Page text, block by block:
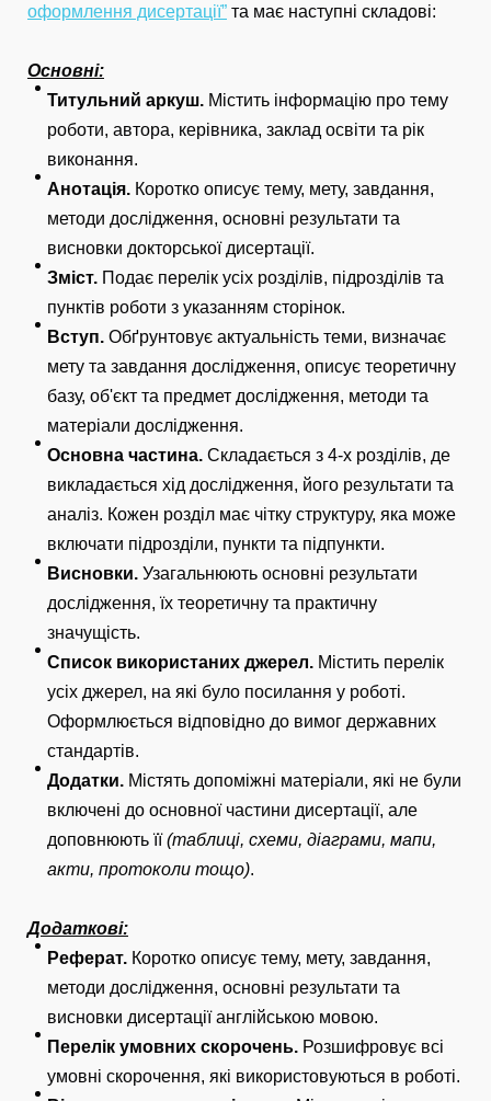
оформлення дисертації” та має наступні складові:
Основні:
Титульний аркуш. Містить інформацію про тему
роботи, автора, керівника, заклад освіти та рік
виконання.
Анотація. Коротко описує тему, мету, завдання,
методи дослідження, основні результати та
висновки докторської дисертації.
Зміст. Подає перелік усіх розділів, підрозділів та
пунктів роботи з указанням сторінок.
Вступ. Обґрунтовує актуальність теми, визначає
мету та завдання дослідження, описує теоретичну
базу, об'єкт та предмет дослідження, методи та
матеріали дослідження.
Основна частина. Складається з 4-х розділів, де
викладається хід дослідження, його результати та
аналіз. Кожен розділ має чітку структуру, яка може
включати підрозділи, пункти та підпункти.
Висновки. Узагальнюють основні результати
дослідження, їх теоретичну та практичну
значущість.
Список використаних джерел. Містить перелік
усіх джерел, на які було посилання у роботі.
Оформлюється відповідно до вимог державних
стандартів.
Додатки. Містять допоміжні матеріали, які не були
включені до основної частини дисертації, але
доповнюють її(таблиці, схеми, діаграми, мапи,
акти, протоколи тощо).
Додаткові:
Реферат. Коротко описує тему, мету, завдання,
методи дослідження, основні результати та
висновки дисертації англійською мовою.
Перелік умовних скорочень. Розшифровує всі
умовні скорочення, які використовуються в роботі.